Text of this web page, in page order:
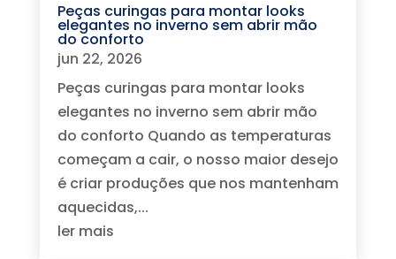
Peças curingas para montar looks
elegantes no inverno sem abrir mão
do conforto
jun 22, 2026
Peças curingas para montar looks
elegantes no inverno sem abrir mão
do conforto Quando as temperaturas
começam a cair, o nosso maior desejo
é criar produções que nos mantenham
aquecidas,...
ler mais